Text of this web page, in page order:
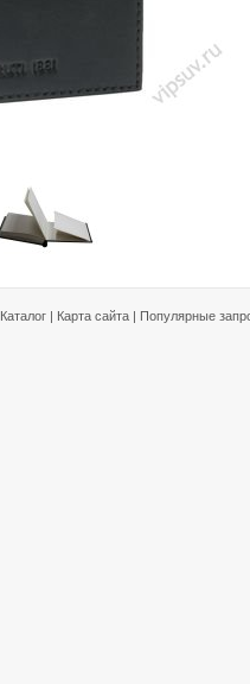
Каталог | Карта сайта | Популярные